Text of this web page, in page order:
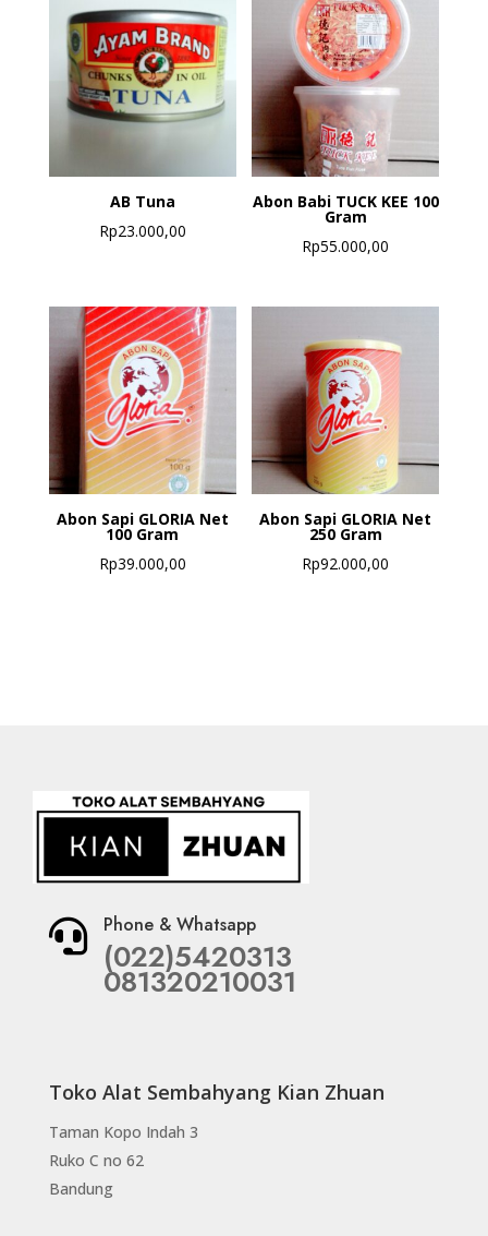
AB Tuna
Rp23.000,00
Abon Babi TUCK KEE 100
Gram
Rp55.000,00
Abon Sapi GLORIA Net
100 Gram
Rp39.000,00
Abon Sapi GLORIA Net
250 Gram
Rp92.000,00
 Phone & Whatsapp
(022)5420313
081320210031
Toko Alat Sembahyang Kian Zhuan
Taman Kopo Indah 3
Ruko C no 62
Bandung